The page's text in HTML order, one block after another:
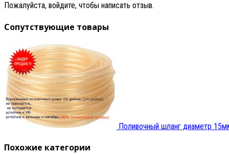
Пожалуйста, войдите, чтобы написать отзыв.
Сопутствующие товары
Поливочный шланг диаметр
Похожие категории